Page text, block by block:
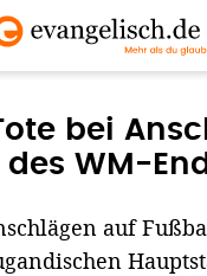
bei
WM-
auf